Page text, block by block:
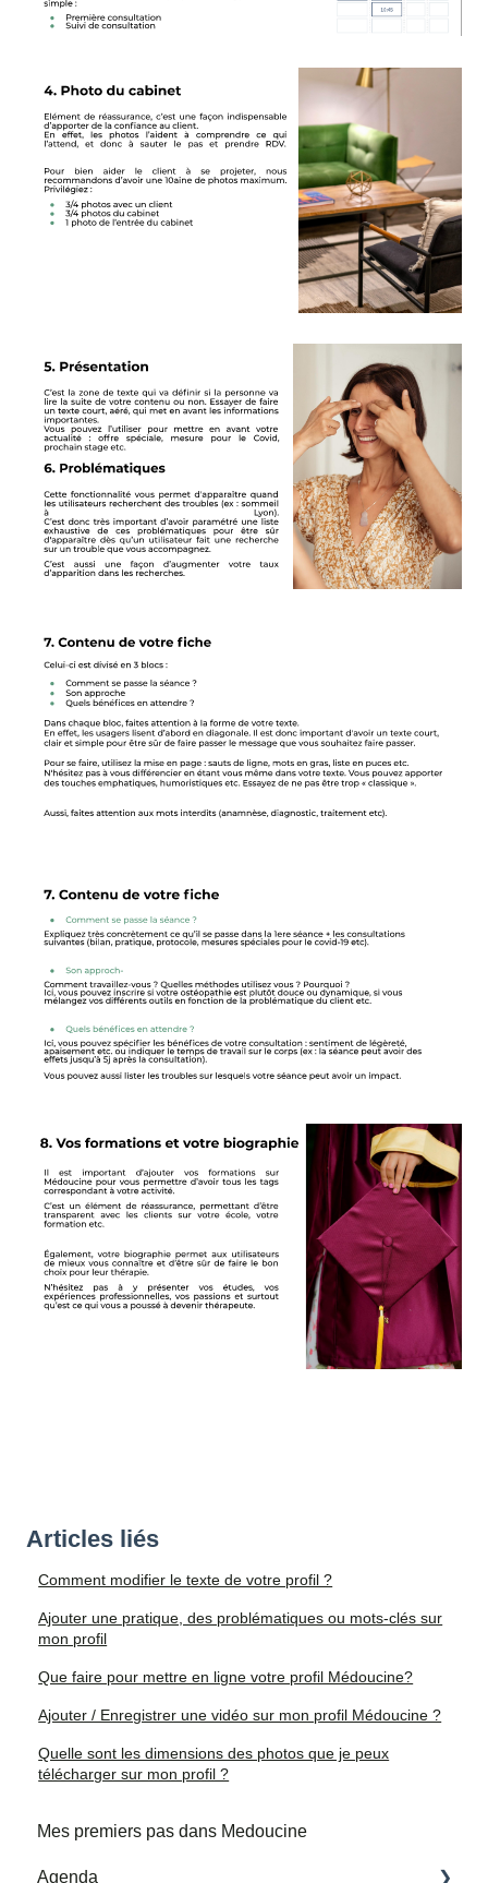
Articles liés
Comment modifier le texte de votre profil ?
Ajouter une pratique, des problématiques ou mots-clés sur
mon profil
Que faire pour mettre en ligne votre profil Médoucine?
Ajouter / Enregistrer une vidéo sur mon profil Médoucine ?
Quelle sont les dimensions des photos que je peux
télécharger sur mon profil ?
Mes premiers pas dans Medoucine
Agenda